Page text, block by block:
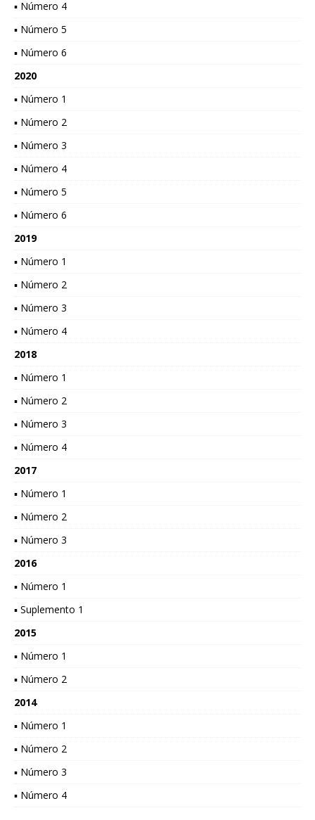
▪ Número 4
▪ Número 5
▪ Número 6
2020
▪ Número 1
▪ Número 2
▪ Número 3
▪ Número 4
▪ Número 5
▪ Número 6
2019
▪ Número 1
▪ Número 2
▪ Número 3
▪ Número 4
2018
▪ Número 1
▪ Número 2
▪ Número 3
▪ Número 4
2017
▪ Número 1
▪ Número 2
▪ Número 3
2016
▪ Número 1
▪ Suplemento 1
2015
▪ Número 1
▪ Número 2
2014
▪ Número 1
▪ Número 2
▪ Número 3
▪ Número 4